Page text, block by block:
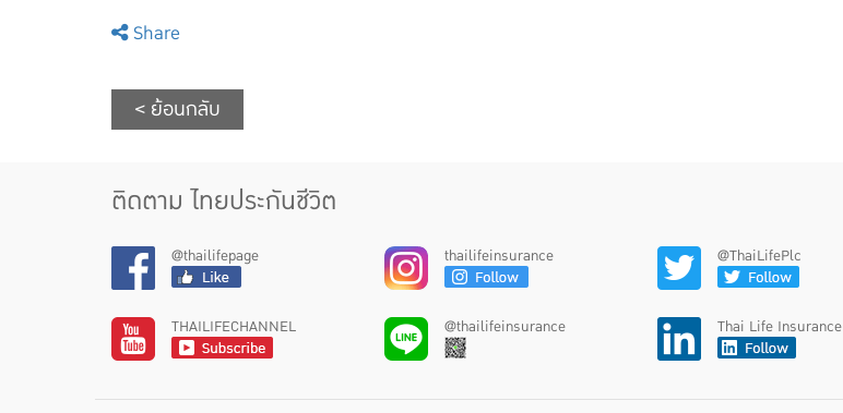
Share
< ย้อนกลับ
ติดตาม ไทยประกันชีวิต
@thailifepage thailifeinsurance @ThaiLifePlc
THAILIFECHANNEL @thailifeinsurance Thai Life Insurance